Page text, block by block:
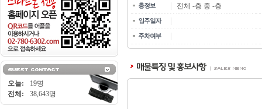
오늘:
19명
전체:
38,643명
전체 -층 중 -층